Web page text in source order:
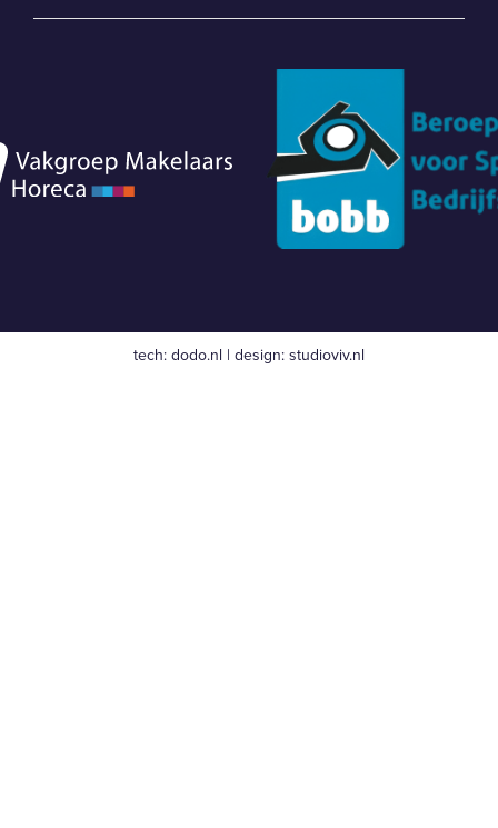
tech: dodo.nl | design: studioviv.nl